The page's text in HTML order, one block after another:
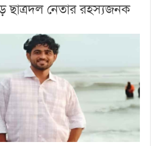
ছাত্রদল নেতার রহস্যজনক